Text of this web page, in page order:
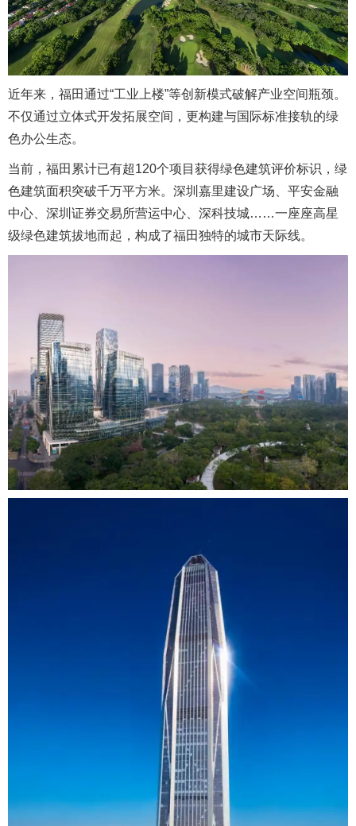
近年来，福田通过“工业上楼”等创新模式破解产业空间瓶颈。
不仅通过立体式开发拓展空间，更构建与国际标准接轨的绿
色办公生态。
当前，福田累计已有超120个项目获得绿色建筑评价标识，绿
色建筑面积突破千万平方米。深圳嘉里建设广场、平安金融
中心、深圳证券交易所营运中心、深科技城……一座座高星
级绿色建筑拔地而起，构成了福田独特的城市天际线。